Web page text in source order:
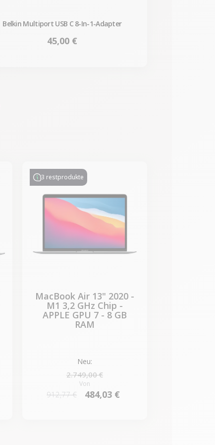
Belkin Multiport USB C 8-In-1-Adapter
Preis
45,00 €
3 restprodukte
MacBook Air 13" 2020 -
M1 3,2 GHz Chip -
APPLE GPU 7 - 8 GB
RAM
Neu:
2.749,00 €
Von
912,77 € 484,03 €